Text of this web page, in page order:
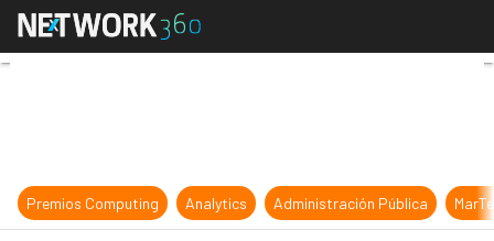
La ciberresiliencia como
Premios Computing Analytics Administración Pública